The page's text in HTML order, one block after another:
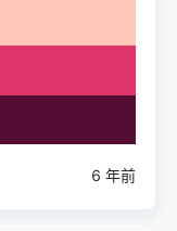
6 年前